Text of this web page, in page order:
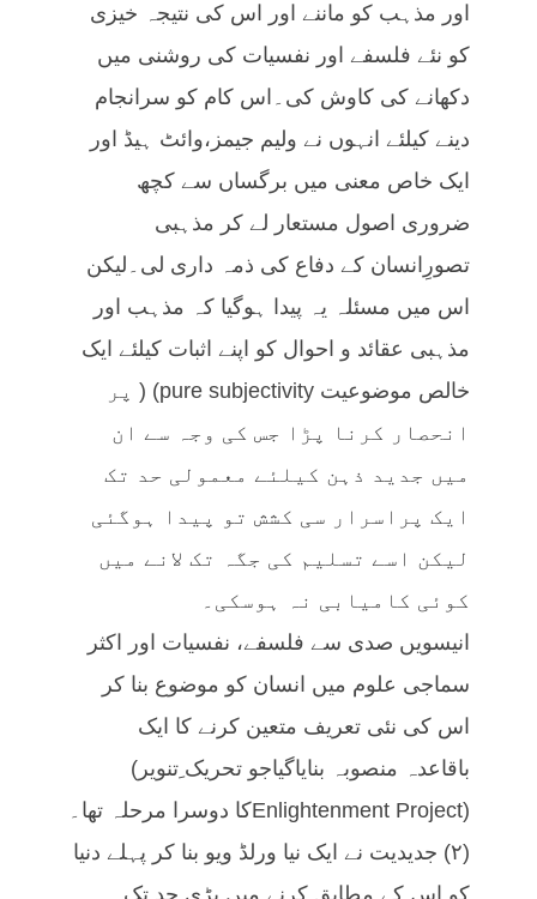
اور مذہب کو ماننے اور اس کی نتیجہ خیزی
کو نئے فلسفے اور نفسیات کی روشنی میں
دکھانے کی کاوش کی۔اس کام کو سرانجام
دینے کیلئے انہوں نے ولیم جیمز،وائٹ ہیڈ اور
ایک خاص معنی میں برگساں سے کچھ
ضروری اصول مستعار لے کر مذہبی
تصورِانسان کے دفاع کی ذمہ داری لی۔لیکن
اس میں مسئلہ یہ پیدا ہوگیا کہ مذہب اور
مذہبی عقائد و احوال کو اپنے اثبات کیلئے ایک
خالص موضوعیت pure subjectivity) ( پر
انحصار کرنا پڑا جس کی وجہ سے ان
میں جدید ذہن کیلئے معمولی حد تک
ایک پراسرار سی کشش تو پیدا ہوگئی
لیکن اسے تسلیم کی جگہ تک لانے میں
کوئی کامیابی نہ ہوسکی۔
انیسویں صدی سے فلسفے، نفسیات اور اکثر
سماجی علوم میں انسان کو موضوع بنا کر
اس کی نئی تعریف متعین کرنے کا ایک
باقاعدہ منصوبہ بنایاگیاجو تحریک ِتنویر)
(Enlightenment Projectکا دوسرا مرحلہ تھا۔
(۲) جدیدیت نے ایک نیا ورلڈ ویو بنا کر پہلے دنیا